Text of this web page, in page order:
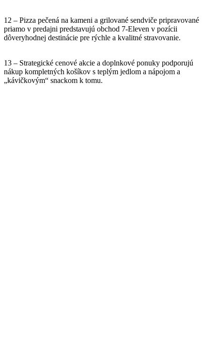
12 – Pizza pečená na kameni a grilované sendviče pripravované
priamo v predajni predstavujú obchod 7-Eleven v pozícii
dôveryhodnej destinácie pre rýchle a kvalitné stravovanie.
13 – Strategické cenové akcie a doplnkové ponuky podporujú
nákup kompletných košíkov s teplým jedlom a nápojom a
„kávičkovým“ snackom k tomu.